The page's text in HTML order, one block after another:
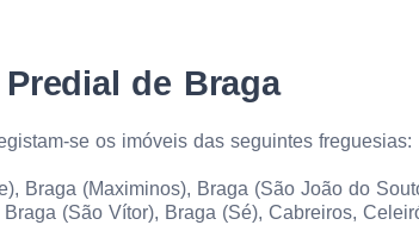
de Braga
se os imóveis das seguintes freguesias:
Braga (Maximinos), Braga (São João do
(São Vítor), Braga (Sé), Cabreiros,